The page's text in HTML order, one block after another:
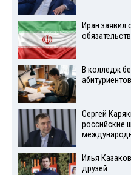
Иран заявил
В колледж
абитуриентов
Сергей
российские
Илья
друзей